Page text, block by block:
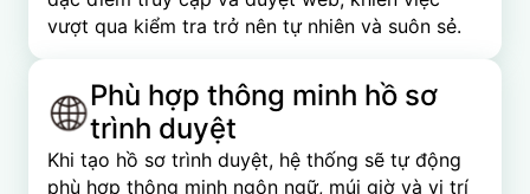
vượt qua kiểm tra trở nên tự nhiên và suôn sẻ.
Phù hợp thông minh hồ sơ
trình duyệt
Khi tạo hồ sơ trình duyệt, hệ thống sẽ tự động
phù hợp thông minh ngôn ngữ, múi giờ và vị trí